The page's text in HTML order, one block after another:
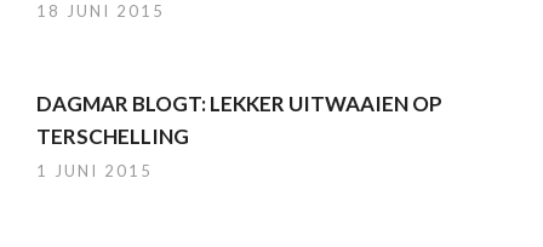
18 JUNI 2015
DAGMAR BLOGT: LEKKER UITWAAIEN OP
TERSCHELLING
1 JUNI 2015